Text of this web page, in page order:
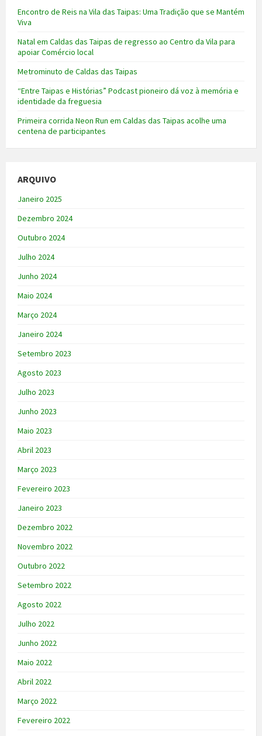
Encontro de Reis na Vila das Taipas: Uma Tradição que se Mantém
Viva
Natal em Caldas das Taipas de regresso ao Centro da Vila para
apoiar Comércio local
Metrominuto de Caldas das Taipas
“Entre Taipas e Histórias” Podcast pioneiro dá voz à memória e
identidade da freguesia
Primeira corrida Neon Run em Caldas das Taipas acolhe uma
centena de participantes
ARQUIVO
Janeiro 2025
Dezembro 2024
Outubro 2024
Julho 2024
Junho 2024
Maio 2024
Março 2024
Janeiro 2024
Setembro 2023
Agosto 2023
Julho 2023
Junho 2023
Maio 2023
Abril 2023
Março 2023
Fevereiro 2023
Janeiro 2023
Dezembro 2022
Novembro 2022
Outubro 2022
Setembro 2022
Agosto 2022
Julho 2022
Junho 2022
Maio 2022
Abril 2022
Março 2022
Fevereiro 2022